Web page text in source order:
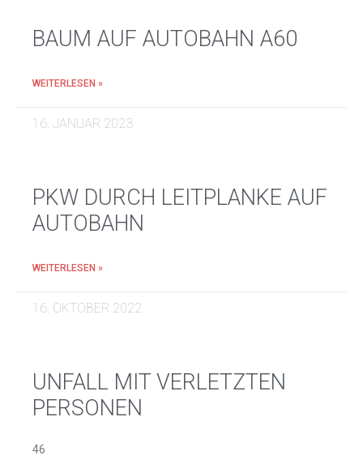
BAUM AUF AUTOBAHN A60
WEITERLESEN »
16. JANUAR 2023
PKW DURCH LEITPLANKE AUF
AUTOBAHN
WEITERLESEN »
16. OKTOBER 2022
UNFALL MIT VERLETZTEN
PERSONEN
46